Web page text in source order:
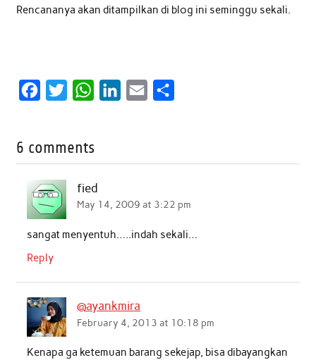
Rencananya akan ditampilkan di blog ini seminggu sekali.
e
o
o
k
t
W
t
A
p
n
6 comments
fied
May 14, 2009 at 3:22 pm
sangat menyentuh…..indah sekali…
Reply
@ayankmira
February 4, 2013 at 10:18 pm
Kenapa ga ketemuan barang sekejap, bisa dibayangkan